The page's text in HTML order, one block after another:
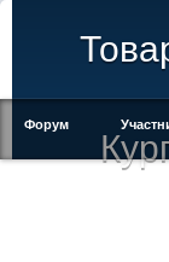
Форум